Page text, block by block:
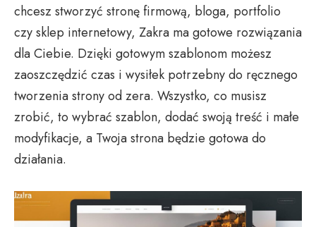
chcesz stworzyć stronę firmową, bloga, portfolio
czy sklep internetowy, Zakra ma gotowe rozwiązania
dla Ciebie. Dzięki gotowym szablonom możesz
zaoszczędzić czas i wysiłek potrzebny do ręcznego
tworzenia strony od zera. Wszystko, co musisz
zrobić, to wybrać szablon, dodać swoją treść i małe
modyfikacje, a Twoja strona będzie gotowa do
działania.